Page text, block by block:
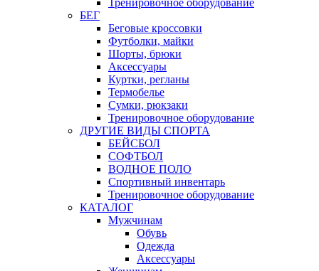
Тренировочное оборудование
БЕГ
Беговые кроссовки
Футболки, майки
Шорты, брюки
Аксессуары
Куртки, регланы
Термобелье
Сумки, рюкзаки
Тренировочное оборудование
ДРУГИЕ ВИДЫ СПОРТА
БЕЙСБОЛ
СОФТБОЛ
ВОДНОЕ ПОЛО
Спортивный инвентарь
Тренировочное оборудование
КАТАЛОГ
Мужчинам
Обувь
Одежда
Аксессуары